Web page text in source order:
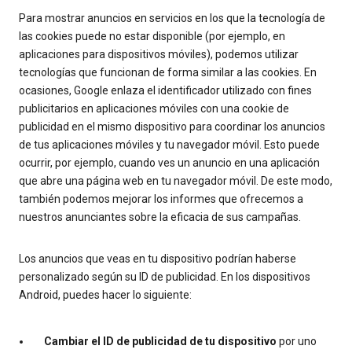
Para mostrar anuncios en servicios en los que la tecnología de
las cookies puede no estar disponible (por ejemplo, en
aplicaciones para dispositivos móviles), podemos utilizar
tecnologías que funcionan de forma similar a las cookies. En
ocasiones, Google enlaza el identificador utilizado con fines
publicitarios en aplicaciones móviles con una cookie de
publicidad en el mismo dispositivo para coordinar los anuncios
de tus aplicaciones móviles y tu navegador móvil. Esto puede
ocurrir, por ejemplo, cuando ves un anuncio en una aplicación
que abre una página web en tu navegador móvil. De este modo,
también podemos mejorar los informes que ofrecemos a
nuestros anunciantes sobre la eficacia de sus campañas.
Los anuncios que veas en tu dispositivo podrían haberse
personalizado según su ID de publicidad. En los dispositivos
Android, puedes hacer lo siguiente:
Cambiar el ID de publicidad de tu dispositivo por uno